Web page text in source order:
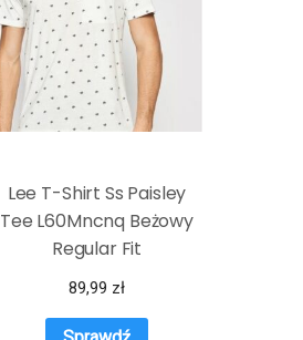
Lee T-Shirt Ss Paisley
Tee L60Mncnq Beżowy
Regular Fit
89,99 zł